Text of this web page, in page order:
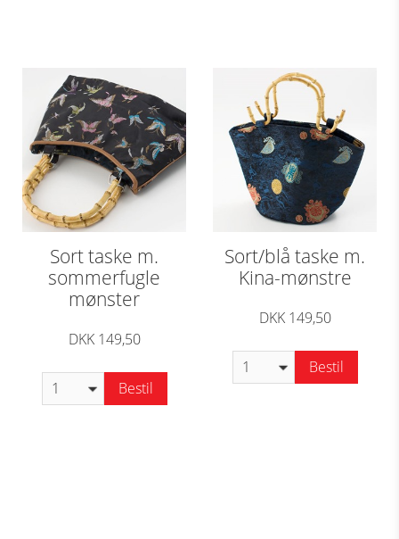
Sort taske m.
sommerfugle
mønster
DKK 149,50
Bestil
Sort/blå taske m.
Kina-mønstre
DKK 149,50
Bestil